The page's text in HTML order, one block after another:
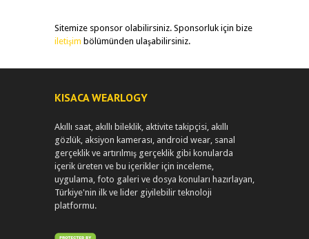
Sitemize sponsor olabilirsiniz. Sponsorluk için bize
iletişim bölümünden ulaşabilirsiniz.
KISACA WEARLOGY
Akıllı saat, akıllı bileklik, aktivite takipçisi, akıllı
gözlük, aksiyon kamerası, android wear, sanal
gerçeklik ve artırılmış gerçeklik gibi konularda
içerik üreten ve bu içerikler için inceleme,
uygulama, foto galeri ve dosya konuları hazırlayan,
Türkiye'nin ilk ve lider giyilebilir teknoloji
platformu.